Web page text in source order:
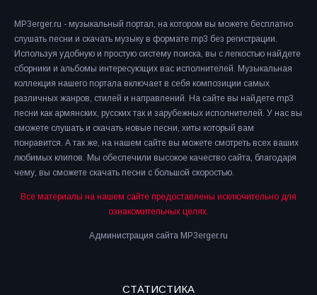
MP3erger.ru - музыкальный портал, на котором вы можете бесплатно
слушать песни и скачать музыку в формате mp3 без регистрации.
Используя удобную и простую систему поиска, вы с легкостью найдете
сборники и альбомы интересующих вас исполнителей. Музыкальная
коллекция нашего портала включает в себя композиции самых
различных жанров, стилей и направлений. На сайте вы найдете mp3
песни как армянских, русских так и зарубежных исполнителей. У нас вы
сможете слушать и скачать новые песни, хиты который вам
понравится. А так же, на нашем сайте вы можете смотреть всех ваших
любимых клипов. Мы обеспечили высокое качество сайта, благодаря
чему, вы сможете скачать песни с большой скоростью.
Все материалы на нашем сайте предоставлены исключительно для
ознакомительных целях.
Администрация сайта MP3erger.ru
СТАТИСТИКА